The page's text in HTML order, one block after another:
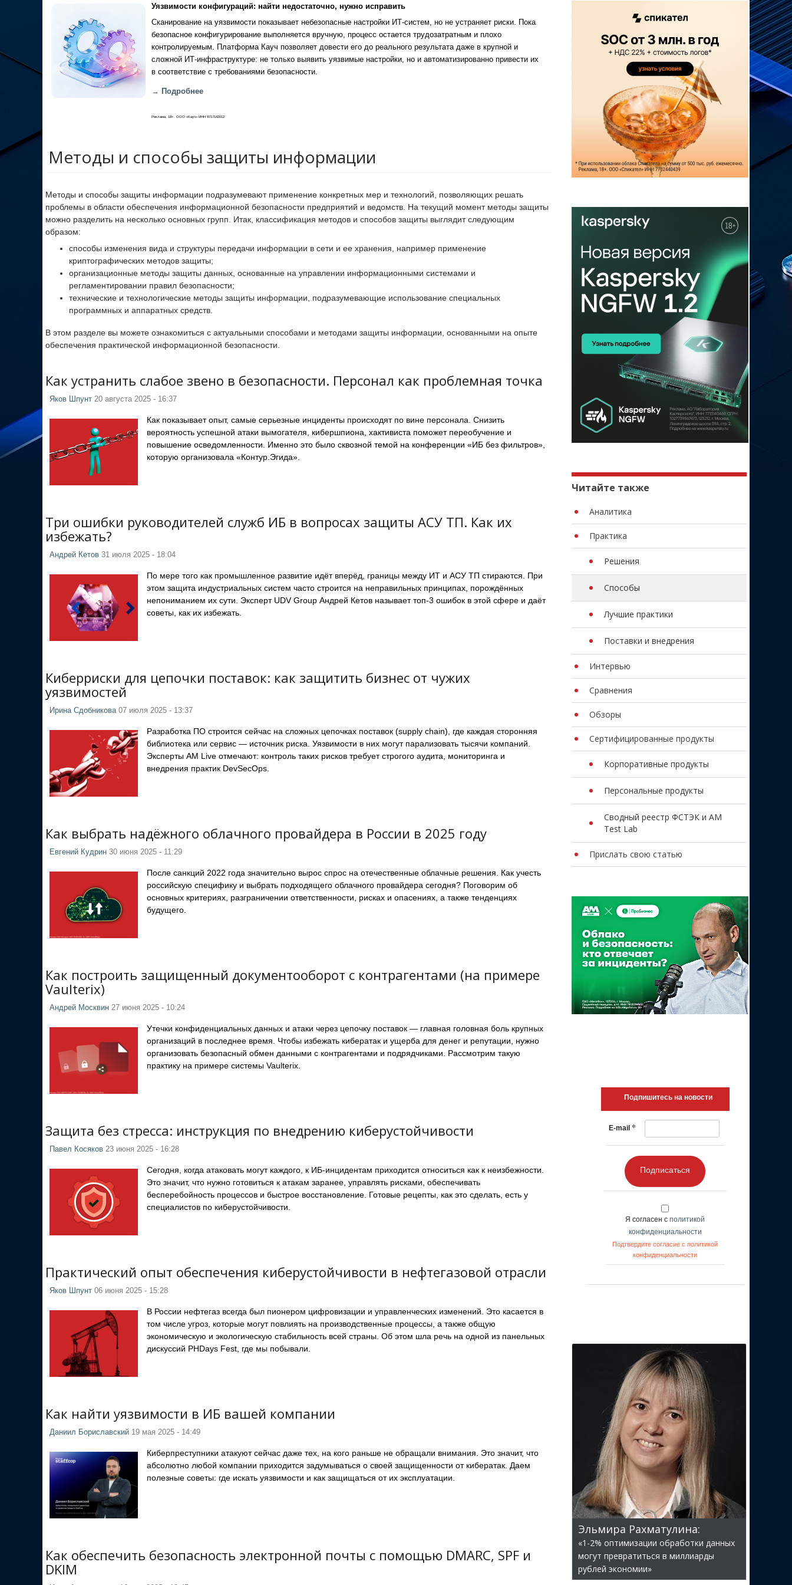
Уязвимости конфигураций: найти недостаточно, нужно исправить
Сканирование на уязвимости показывает небезопасные настройки ИТ-систем, но не устраняет риски. Пока
безопасное конфигурирование выполняется вручную, процесс остается трудозатратным и плохо
контролируемым. Платформа Кауч позволяет довести его до реального результата даже в крупной и
сложной ИТ-инфраструктуре: не только выявить уязвимые настройки, но и автоматизированно привести их
в соответствие с требованиями безопасности.
→ Подробнее
Реклама, 18+. ООО «Кауч» ИНН 9717142012
Методы и способы защиты информации
Методы и способы защиты информации подразумевают применение конкретных мер и технологий, позволяющих решать
проблемы в области обеспечения информационной безопасности предприятий и ведомств. На текущий момент методы защиты
можно разделить на несколько основных групп. Итак, классификация методов и способов защиты выглядит следующим
образом:
способы изменения вида и структуры передачи информации в сети и ее хранения, например применение
криптографических методов защиты;
организационные методы защиты данных, основанные на управлении информационными системами и
регламентировании правил безопасности;
технические и технологические методы защиты информации, подразумевающие использование специальных
программных и аппаратных средств.
В этом разделе вы можете ознакомиться с актуальными способами и методами защиты информации, основанными на опыте
обеспечения практической информационной безопасности.
Как устранить слабое звено в безопасности. Персонал как проблемная точка
Яков Шпунт 20 августа 2025 - 16:37
Как показывает опыт, самые серьезные инциденты происходят по вине персонала. Снизить
вероятность успешной атаки вымогателя, кибершпиона, хактивиста поможет переобучение и
повышение осведомленности. Именно это было сквозной темой на конференции «ИБ без фильтров»,
которую организовала «Контур.Эгида».
Три ошибки руководителей служб ИБ в вопросах защиты АСУ ТП. Как их
избежать?
Андрей Кетов 31 июля 2025 - 18:04
По мере того как промышленное развитие идёт вперёд, границы между ИТ и АСУ ТП стираются. При
этом защита индустриальных систем часто строится на неправильных принципах, порождённых
непониманием их сути. Эксперт UDV Group Андрей Кетов называет топ-3 ошибок в этой сфере и даёт
советы, как их избежать.
Киберриски для цепочки поставок: как защитить бизнес от чужих
уязвимостей
Ирина Сдобникова07 июля 2025 - 13:37
Разработка ПО строится сейчас на сложных цепочках поставок (supply chain), где каждая сторонняя
библиотека или сервис — источник риска. Уязвимости в них могут парализовать тысячи компаний.
Эксперты AM Live отмечают: контроль таких рисков требует строгого аудита, мониторинга и
внедрения практик DevSecOps.
Как выбрать надёжного облачного провайдера в России в 2025 году
Евгений Кудрин 30 июня 2025 - 11:29
После санкций 2022 года значительно вырос спрос на отечественные облачные решения. Как учесть
российскую специфику и выбрать подходящего облачного провайдера сегодня? Поговорим об
основных критериях, разграничении ответственности, рисках и опасениях, а также тенденциях
будущего.
Как построить защищенный документооборот с контрагентами (на примере
Vaulterix)
Андрей Москвин 27 июня 2025 - 10:24
Утечки конфиденциальных данных и атаки через цепочку поставок — главная головная боль крупных
организаций в последнее время. Чтобы избежать кибератак и ущерба для денег и репутации, нужно
организовать безопасный обмен данными с контрагентами и подрядчиками. Рассмотрим такую
практику на примере системы Vaulterix.
Защита без стресса: инструкция по внедрению киберустойчивости
Павел Косяков 23 июня 2025 - 16:28
Сегодня, когда атаковать могут каждого, к ИБ-инцидентам приходится относиться как к неизбежности.
Это значит, что нужно готовиться к атакам заранее, управлять рисками, обеспечивать
бесперебойность процессов и быстрое восстановление. Готовые рецепты, как это сделать, есть у
специалистов по киберустойчивости.
Практический опыт обеспечения киберустойчивости в нефтегазовой отрасли
Яков Шпунт 06 июня 2025 - 15:28
В России нефтегаз всегда был пионером цифровизации и управленческих изменений. Это касается в
том числе угроз, которые могут повлиять на производственные процессы, а также общую
экономическую и экологическую стабильность всей страны. Об этом шла речь на одной из панельных
дискуссий PHDays Fest, где мы побывали.
Как найти уязвимости в ИБ вашей компании
Даниил Бориславский 19 мая 2025 - 14:49
Киберпреступники атакуют сейчас даже тех, на кого раньше не обращали внимания. Это значит, что
абсолютно любой компании приходится задумываться о своей защищенности от кибератак. Даем
полезные советы: где искать уязвимости и как защищаться от их эксплуатации.
Как обеспечить безопасность электронной почты с помощью DMARC, SPF и
DKIM
Читайте также
Аналитика
Практика
Решения
Способы
Лучшие практики
Поставки и внедрения
Интервью
Сравнения
Обзоры
Сертифицированные продукты
Корпоративные продукты
Персональные продукты
Сводный реестр ФСТЭК и AM
Test Lab
Прислать свою статью
Подпишитесь на новости
E-mail *
Подписаться
Я согласен с политикой
конфиденциальности
Подтвердите согласие с политикой
конфиденциальности
Эльмира Рахматулина:
«1-2% оптимизации обработки данных
могут превратиться в миллиарды
рублей экономии»